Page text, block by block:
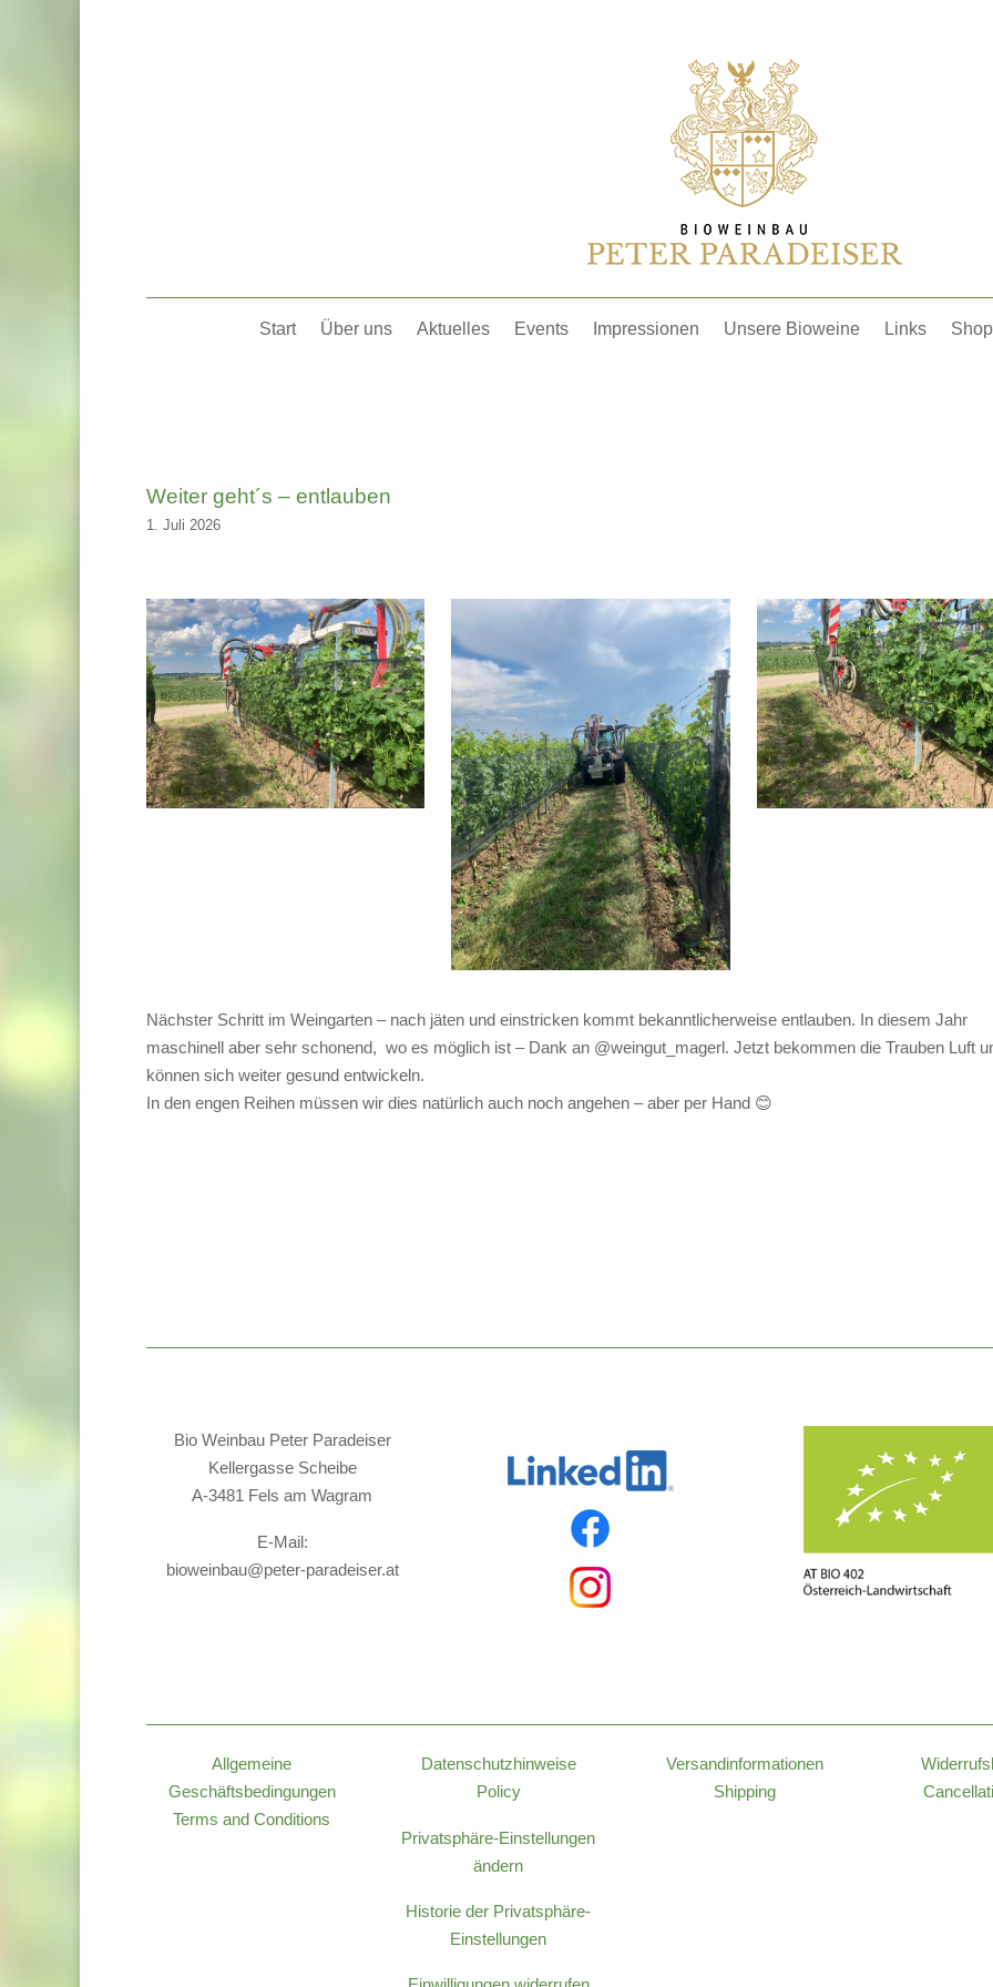
Start Über uns Aktuelles Events Impressionen Unsere Bioweine Links Shop
Weiter geht´s – entlauben
1. Juli 2026
Nächster Schritt im Weingarten – nach jäten und einstricken kommt bekanntlicherweise entlauben. In diesem Jahr
maschinell aber sehr schonend, wo es möglich ist – Dank an @weingut_magerl. Jetzt bekommen die Trauben Luft
können sich weiter gesund entwickeln.
In den engen Reihen müssen wir dies natürlich auch noch angehen – aber per Hand 😊
Bio Weinbau Peter Paradeiser
Kellergasse Scheibe
A-3481 Fels am Wagram
E-Mail:
bioweinbau@peter-paradeiser.at
Allgemeine
Geschäftsbedingungen
Terms and Conditions
Datenschutzhinweise
Policy
Privatsphäre-Einstellungen
ändern
Historie der Privatsphäre-
Einstellungen
Versandinformationen
Shipping